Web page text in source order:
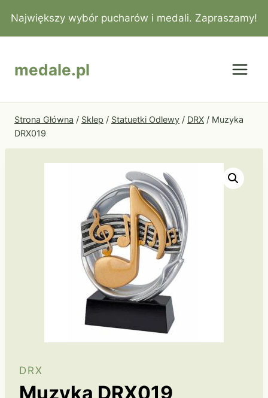
do
treści
Największy wybór pucharów i medali. Zapraszamy!
medale.pl
Strona Główna / Sklep / Statuetki Odlewy / DRX / Muzyka
DRX019
DRX
Muzyka DRX019